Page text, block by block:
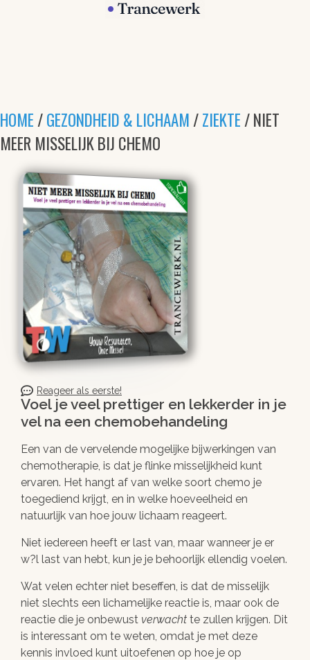
HOME/GEZONDHEID & LICHAAM/ZIEKTE/ NIET
MEER MISSELIJK BIJ CHEMO
Reageer als eerste!
Voel je veel prettiger en lekkerder in je
vel na een chemobehandeling
Een van de vervelende mogelijke bijwerkingen van
chemotherapie, is dat je flinke misselijkheid kunt
ervaren. Het hangt af van welke soort chemo je
toegediend krijgt, en in welke hoeveelheid en
natuurlijk van hoe jouw lichaam reageert.
Niet iedereen heeft er last van, maar wanneer je er
w?l last van hebt, kun je je behoorlijk ellendig voelen.
Wat velen echter niet beseffen, is dat de misselijk
niet slechts een lichamelijke reactie is, maar ook de
reactie die je onbewust verwacht te zullen krijgen. Dit
is interessant om te weten, omdat je met deze
kennis invloed kunt uitoefenen op hoe je op